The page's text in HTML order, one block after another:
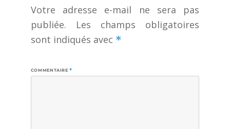
Votre adresse e-mail ne sera pas
publiée.
Les champs obligatoires
sont indiqués avec *
COMMENTAIRE*